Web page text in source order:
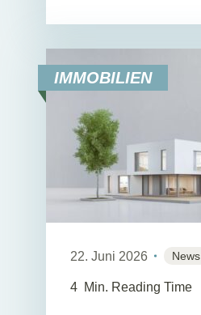
IMMOBILIEN
22. Juni 2026 News
4 Min. Reading Time